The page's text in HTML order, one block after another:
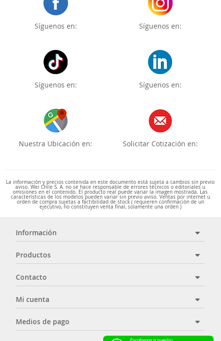
Síguenos en: Síguenos en:
Síguenos en: Síguenos en:
Nuestra Ubicación en: Solicitar Cotización en:
La información y precios contenida en este documento está sujeta a cambios sin previo
aviso. Wei Chile S. A. no se hace responsable de errores técnicos o editoriales u
omisiones en el contenido. El producto real puede variar la imagen mostrada. Las
características de los modelos pueden variar sin previo aviso. Ventas por internet u
orden de compra sujetas a factibilidad de stock ( requieren confirmación de un
ejecutivo, no constituyen venta final, solamente una orden )
Información
Productos
Contacto
Mi cuenta
Medios de pago